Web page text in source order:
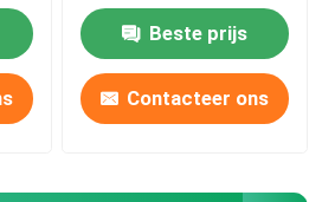
pergola
Beste prijs
Contacteer ons